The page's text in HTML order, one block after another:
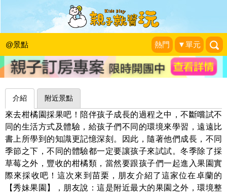
@景點 熱門 ▼單元
橘子多汁甜又甜，大吉大利一整年～苗
栗秀妹果園
my Love Family|2021-02-08
介紹 附近景點
來去柑橘園採果吧！陪伴孩子成長的過程之中，不斷嚐試不
同的生活方式及體驗，給孩子們不同的環境來學習，遠遠比
書上所學到的知識更記憶深刻。因此，隨著他們成長，不同
季節之下，不同的體驗都一定要讓孩子來試試。冬季除了採
草莓之外，豐收的柑橘類，當然要跟孩子們一起進入果園實
際來採收吧！這次來到苗栗，朋友介紹了這家位在卓蘭的
【秀妹果園】，朋友說：這是附近最大的果園之外，環境整